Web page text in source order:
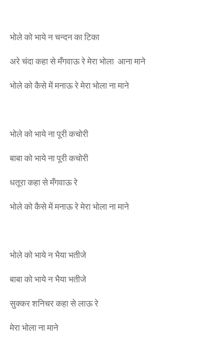
भोले को भाये न चन्दन का टिका
अरे चंदा कहा से मँगवाऊ रे मेरा भोला आना माने
भोले को कैसे में मनाऊ रे मेरा भोला ना माने
भोले को भाये ना पूरी कचोरी
बाबा को भाये ना पूरी कचोरी
धतूरा कहा से मँगवाऊ रे
भोले को कैसे में मनाऊ रे मेरा भोला ना माने
भोले को भाये न भैया भतीजे
बाबा को भाये न भैया भतीजे
सुक्कर शनिचर कहा से लाऊ रे
मेरा भोला ना माने